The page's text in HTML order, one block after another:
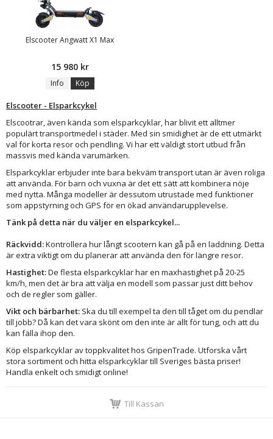
Elscooter Angwatt X1 Max
15 980 kr
Info Köp
Elscooter - Elsparkcykel
Elscootrar, även kända som elsparkcyklar, har blivit ett alltmer
populärt transportmedel i städer. Med sin smidighet är de ett utmärkt
val för korta resor och pendling. Vi har ett väldigt stort utbud från
massvis med kända varumärken.
Elsparkcyklar erbjuder inte bara bekväm transport utan är även roliga
att använda. För barn och vuxna är det ett sätt att kombinera nöje
med nytta. Många modeller är dessutom utrustade med funktioner
som appstyrning och GPS för en ökad användarupplevelse.
Tänk på detta när du väljer en elsparkcykel...
Räckvidd:Kontrollera hur långt scootern kan gå på en laddning. Detta
är extra viktigt om du planerar att använda den för längre resor.
Hastighet:De flesta elsparkcyklar har en maxhastighet på 20-25
km/h, men det är bra att välja en modell som passar just ditt behov
och de regler som gäller.
Vikt och bärbarhet: Ska du till exempel ta den till tåget om du pendlar
till jobb? Då kan det vara skönt om den inte är allt för tung, och att du
kan fälla ihop den.
Köp elsparkcyklar av toppkvalitet hos GripenTrade. Utforska vårt
stora sortiment och hitta elsparkcyklar till Sveriges bästa priser!
Handla enkelt och smidigt online!
Till Kassan